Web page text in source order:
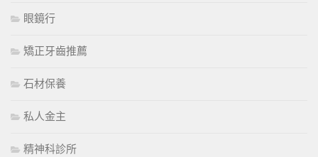
眼鏡行
矯正牙齒推薦
石材保養
私人金主
精神科診所